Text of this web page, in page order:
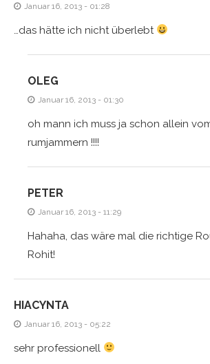
Januar 16, 2013 - 01:28
…das hätte ich nicht überlebt
OLEG
Januar 16, 2013 - 01:30
oh mann ich muss ja schon allein
rumjammern !!!!
PETER
Januar 16, 2013 - 11:29
Hahaha, das wäre mal die richtige
Rohit!
HIACYNTA
Januar 16, 2013 - 05:22
sehr professionell